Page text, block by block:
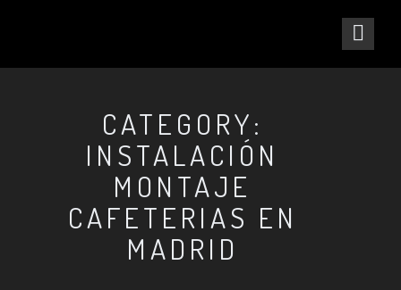
CATEGORY:
INSTALACIÓN
MONTAJE
CAFETERIAS EN
MADRID